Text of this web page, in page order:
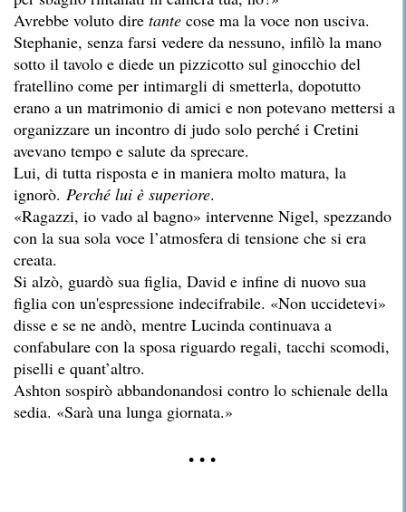
Avrebbe voluto dire tante cose ma la voce non usciva.
Stephanie, senza farsi vedere da nessuno, infilò la mano
sotto il tavolo e diede un pizzicotto sul ginocchio del
fratellino come per intimargli di smetterla, dopotutto
erano a un matrimonio di amici e non potevano mettersi a
organizzare un incontro di judo solo perché i Cretini
avevano tempo e salute da sprecare.
Lui, di tutta risposta e in maniera molto matura, la
ignorò. Perché lui è superiore.
«Ragazzi, io vado al bagno» intervenne Nigel, spezzando
con la sua sola voce l’atmosfera di tensione che si era
creata.
Si alzò, guardò sua figlia, David e infine di nuovo sua
figlia con un'espressione indecifrabile. «Non uccidetevi»
disse e se ne andò, mentre Lucinda continuava a
confabulare con la sposa riguardo regali, tacchi scomodi,
piselli e quant’altro.
Ashton sospirò abbandonandosi contro lo schienale della
sedia. «Sarà una lunga giornata.»
• • •